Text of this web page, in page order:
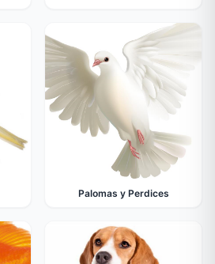
Palomas y Perdices